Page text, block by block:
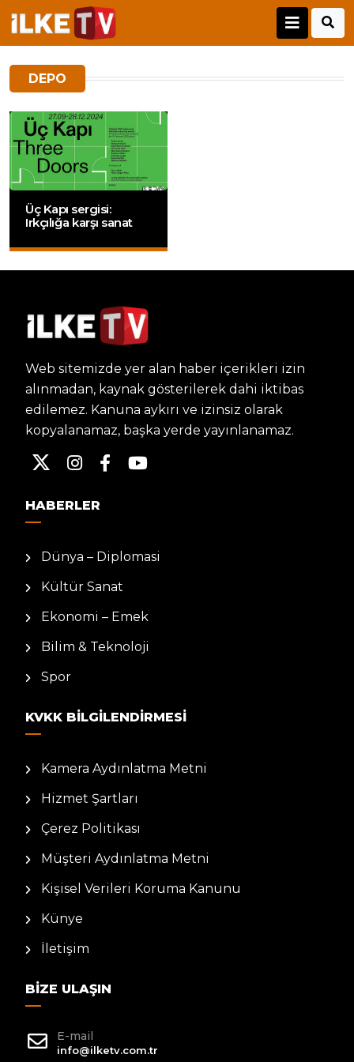
DEPO
Üç Kapı sergisi:
Irkçılığa karşı sanat
Web sitemizde yer alan haber içerikleri izin
alınmadan, kaynak gösterilerek dahi iktibas
edilemez. Kanuna aykırı ve izinsiz olarak
kopyalanamaz, başka yerde yayınlanamaz.
HABERLER
Dünya – Diplomasi
Kültür Sanat
Ekonomi – Emek
Bilim & Teknoloji
Spor
KVKK BILGILENDIRMESI
Kamera Aydınlatma Metni
Hizmet Şartları
Çerez Politikası
Müşteri Aydınlatma Metni
Kişisel Verileri Koruma Kanunu
Künye
İletişim
BIZE ULAŞIN
E-mail
info@ilketv.com.tr